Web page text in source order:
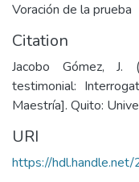
Voración de la prueba
Citation
Jacobo Gómez, J.
testimonial:
Maestría]. Quito:
URI
https://